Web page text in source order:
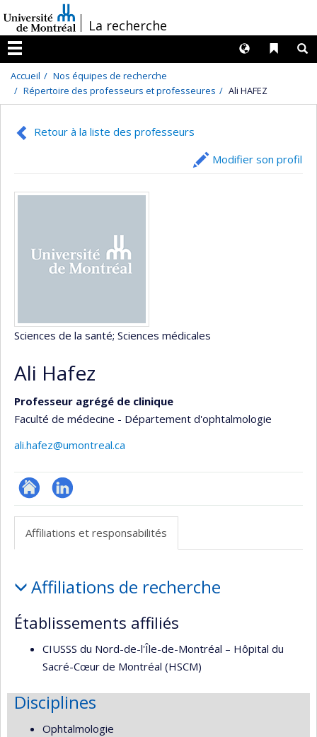
au
contenu
/La recherche
Menu
Liens
Langues
Accueil
Nos équipes de recherche
Répertoire des professeurs et professeures
Ali HAFEZ
Retour à la liste des professeurs
Modifier son profil
Sciences de la santé; Sciences médicales
Ali Hafez
Professeur agrégé de clinique
Faculté de médecine - Département d'ophtalmologie
ali.hafez@umontreal.ca
ResearchGate
LinkedIn
Affiliations et responsabilités
et
responsabilités
Affiliations de recherche
Établissements affiliés
CIUSSS du Nord-de-l'Île-de-Montréal – Hôpital du
Sacré-Cœur de Montréal (HSCM)
Disciplines
Ophtalmologie